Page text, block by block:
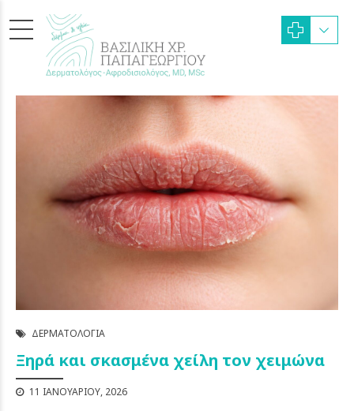
ΔΕΡΜΑΤΟΛΟΓΊΑ
Ξηρά και σκασμένα χείλη τον χειμώνα
11 ΙΑΝΟΥΑΡΊΟΥ, 2026